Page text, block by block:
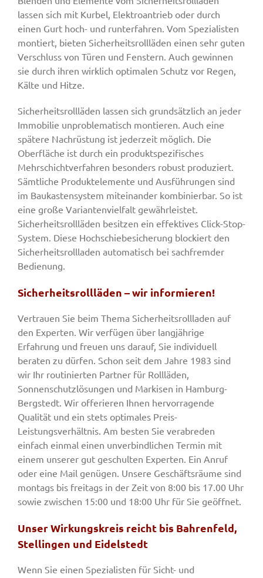
lassen sich mit Kurbel, Elektroantrieb oder durch
einen Gurt hoch- und runterfahren. Vom Spezialisten
montiert, bieten Sicherheitsrollläden einen sehr guten
Verschluss von Türen und Fenstern. Auch gewinnen
sie durch ihren wirklich optimalen Schutz vor Regen,
Kälte und Hitze.
Sicherheitsrollläden lassen sich grundsätzlich an jeder
Immobilie unproblematisch montieren. Auch eine
spätere Nachrüstung ist jederzeit möglich. Die
Oberfläche ist durch ein produktspezifisches
Mehrschichtverfahren besonders robust produziert.
Sämtliche Produktelemente und Ausführungen sind
im Baukastensystem miteinander kombinierbar. So ist
eine große Variantenvielfalt gewährleistet.
Sicherheitsrollläden besitzen ein effektives Click-Stop-
System. Diese Hochschiebesicherung blockiert den
Sicherheitsrollladen automatisch bei sachfremder
Bedienung.
Sicherheitsrollläden – wir informieren!
Vertrauen Sie beim Thema Sicherheitsrollladen auf
den Experten. Wir verfügen über langjährige
Erfahrung und freuen uns darauf, Sie individuell
beraten zu dürfen. Schon seit dem Jahre 1983 sind
wir Ihr routinierten Partner für Rollläden,
Sonnenschutzlösungen und Markisen in Hamburg-
Bergstedt. Wir offerieren Ihnen hervorragende
Qualität und ein stets optimales Preis-
Leistungsverhältnis. Am besten Sie verabreden
einfach einmal einen unverbindlichen Termin mit
einem unserer gut geschulten Experten. Ein Anruf
oder eine Mail genügen. Unsere Geschäftsräume sind
montags bis freitags in der Zeit von 8:00 bis 17.00 Uhr
sowie zwischen 15:00 und 18:00 Uhr für Sie geöffnet.
Unser Wirkungskreis reicht bis Bahrenfeld,
Stellingen und Eidelstedt
Wenn Sie einen Spezialisten für Sicht- und